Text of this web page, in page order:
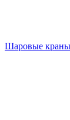
Шаровые